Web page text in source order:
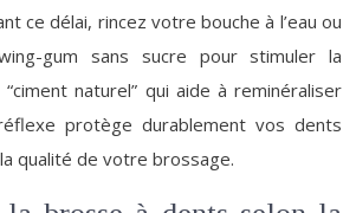
ce délai, rincez votre bouche à l’eau ou
gum sans sucre pour stimuler la
naturel” qui aide à reminéraliser
protège durablement vos dents
qualité de votre brossage.